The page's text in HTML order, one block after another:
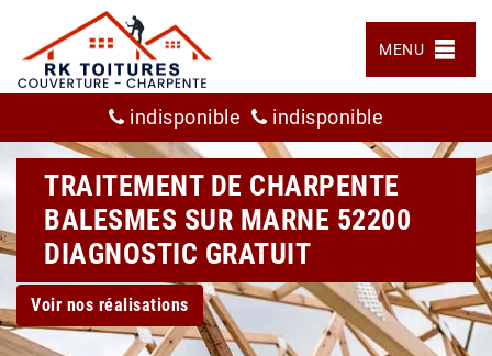
MENU
indisponible indisponible
TRAITEMENT DE CHARPENTE
BALESMES SUR MARNE 52200
DIAGNOSTIC GRATUIT
Voir nos réalisations